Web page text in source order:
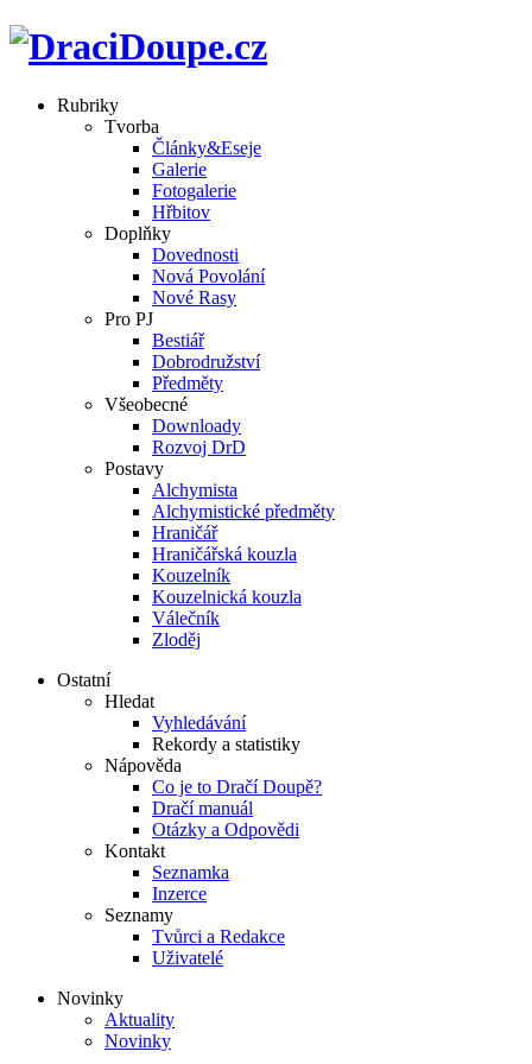
Rubriky
Tvorba
Články&Eseje
Galerie
Fotogalerie
Hřbitov
Doplňky
Dovednosti
Nová Povolání
Nové Rasy
Pro PJ
Bestiář
Dobrodružství
Předměty
Všeobecné
Downloady
Rozvoj DrD
Postavy
Alchymista
Alchymistické předměty
Hraničář
Hraničářská kouzla
Kouzelník
Kouzelnická kouzla
Válečník
Zloděj
Ostatní
Hledat
Vyhledávání
Rekordy a statistiky
Nápověda
Co je to Dračí Doupě?
Dračí manuál
Otázky a Odpovědi
Kontakt
Seznamka
Inzerce
Seznamy
Tvůrci a Redakce
Uživatelé
Novinky
Aktuality
Novinky